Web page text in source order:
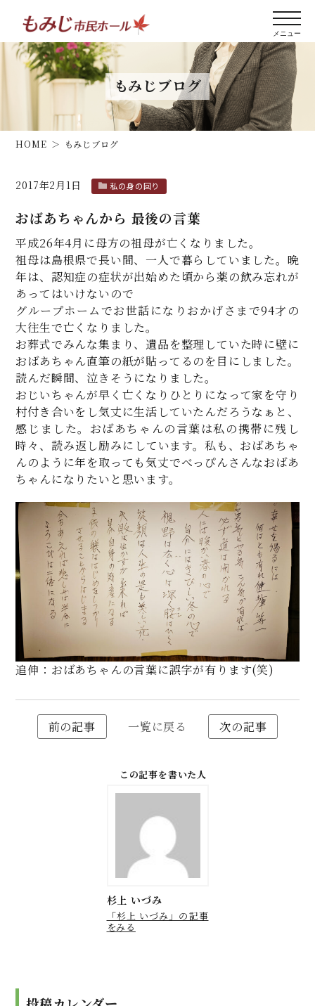
もみじブログ
HOME もみじブログ
2017年2月1日 私の身の回り
おばあちゃんから 最後の言葉
平成26年4月に母方の祖母が亡くなりました。
祖母は島根県で長い間、一人で暮らしていました。晩
年は、認知症の症状が出始めた頃から薬の飲み忘れが
あってはいけないので
グループホームでお世話になりおかげさまで94才の
大往生で亡くなりました。
お葬式でみんな集まり、遺品を整理していた時に壁に
おばあちゃん直筆の紙が貼ってるのを目にしました。
読んだ瞬間、泣きそうになりました。
おじいちゃんが早く亡くなりひとりになって家を守り
村付き合いをし気丈に生活していたんだろうなぁと、
感じました。おばあちゃんの言葉は私の携帯に残し
時々、読み返し励みにしています。私も、おばあちゃ
んのように年を取っても気丈でべっぴんさんなおばあ
ちゃんになりたいと思います。
追伸：おばあちゃんの言葉に誤字が有ります(笑)
前の記事 一覧に戻る 次の記事
この記事を書いた人
杉上 いづみ
「杉上 いづみ」の記事
をみる